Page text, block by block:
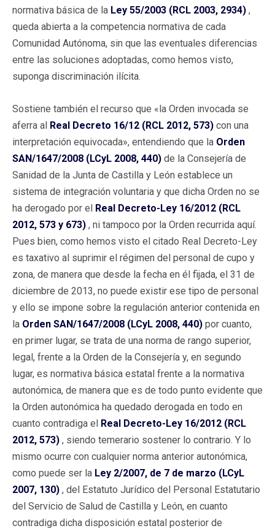
normativa básica de la Ley 55/2003 (RCL 2003, 2934) ,
queda abierta a la competencia normativa de cada
Comunidad Autónoma, sin que las eventuales diferencias
entre las soluciones adoptadas, como hemos visto,
suponga discriminación ilícita.
Sostiene también el recurso que «la Orden invocada se
aferra al Real Decreto 16/12 (RCL 2012, 573) con una
interpretación equivocada», entendiendo que la Orden
SAN/1647/2008 (LCyL 2008, 440) de la Consejería de
Sanidad de la Junta de Castilla y León establece un
sistema de integración voluntaria y que dicha Orden no se
ha derogado por el Real Decreto-Ley 16/2012 (RCL
2012, 573 y 673) , ni tampoco por la Orden recurrida aquí.
Pues bien, como hemos visto el citado Real Decreto-Ley
es taxativo al suprimir el régimen del personal de cupo y
zona, de manera que desde la fecha en él fijada, el 31 de
diciembre de 2013, no puede existir ese tipo de personal
y ello se impone sobre la regulación anterior contenida en
la Orden SAN/1647/2008 (LCyL 2008, 440) por cuanto,
en primer lugar, se trata de una norma de rango superior,
legal, frente a la Orden de la Consejería y, en segundo
lugar, es normativa básica estatal frente a la normativa
autonómica, de manera que es de todo punto evidente que
la Orden autonómica ha quedado derogada en todo en
cuanto contradiga el Real Decreto-Ley 16/2012 (RCL
2012, 573) , siendo temerario sostener lo contrario. Y lo
mismo ocurre con cualquier norma anterior autonómica,
como puede ser la Ley 2/2007, de 7 de marzo (LCyL
2007, 130) , del Estatuto Jurídico del Personal Estatutario
del Servicio de Salud de Castilla y León, en cuanto
contradiga dicha disposición estatal posterior de